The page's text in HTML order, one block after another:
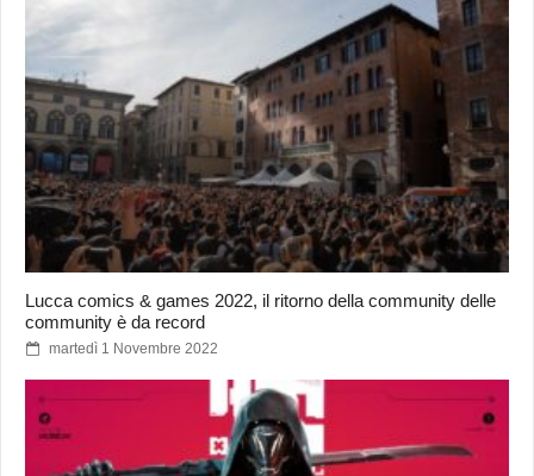
Lucca comics & games 2022, il ritorno della community delle
community è da record
martedì 1 Novembre 2022